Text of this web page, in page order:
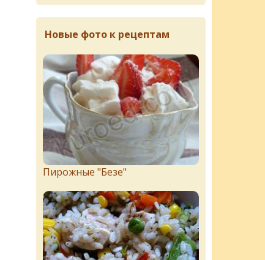
Новые фото к рецептам
Пирожныe "Бeзe"